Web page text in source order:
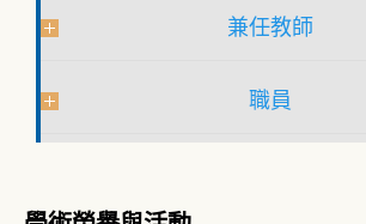
兼任教師
職員